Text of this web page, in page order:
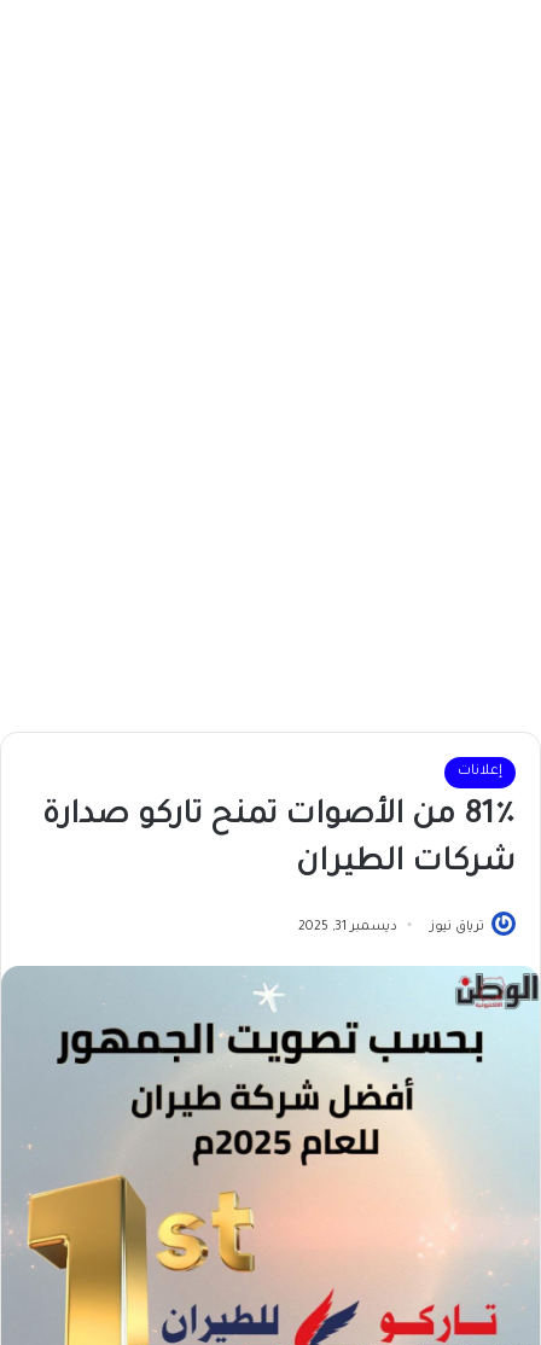
إعلانات
81٪ من الأصوات تمنح تاركو صدارة
شركات الطيران
ترياق نيوز ديسمبر 31, 2025